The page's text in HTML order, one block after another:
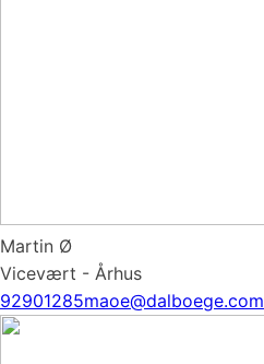
Martin Ø
Vicevært - Århus
92901285maoe@dalboege.com